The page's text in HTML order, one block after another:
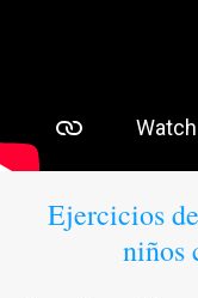
Ejercicios
niños